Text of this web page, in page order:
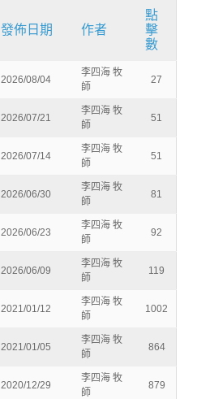
發佈日期 作者
點
擊
數
2026/08/04
李四海 牧
師
27
2026/07/21
李四海 牧
師
51
2026/07/14
李四海 牧
師
51
2026/06/30
李四海 牧
師
81
2026/06/23
李四海 牧
師
92
2026/06/09
李四海 牧
師
119
2021/01/12
李四海 牧
師
1002
2021/01/05
李四海 牧
師
864
2020/12/29
李四海 牧
師
879